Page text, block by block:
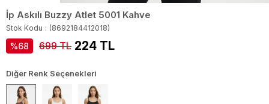
İp Askılı Buzzy Atlet 5001 Kahve
Stok Kodu (8692184412018)
68 699 TL 224 TL
Diğer Renk Seçenekleri